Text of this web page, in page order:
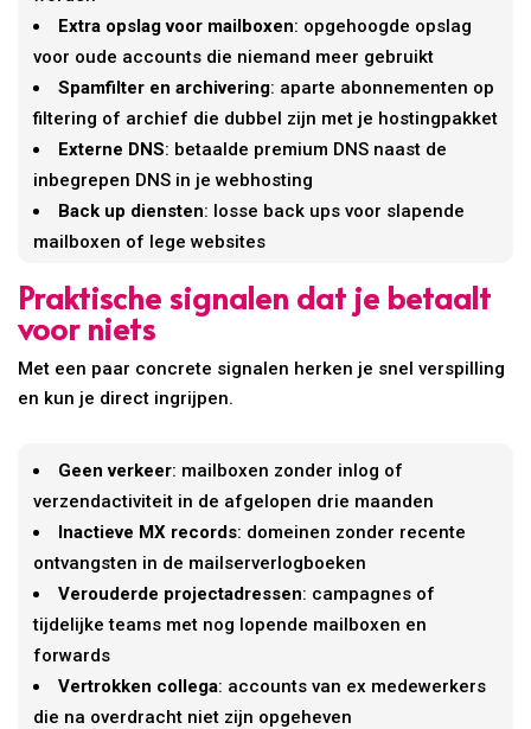
Extra opslag voor mailboxen: opgehoogde opslag
voor oude accounts die niemand meer gebruikt
Spamfilter en archivering: aparte abonnementen op
filtering of archief die dubbel zijn met je hostingpakket
Externe DNS: betaalde premium DNS naast de
inbegrepen DNS in je webhosting
Back up diensten: losse back ups voor slapende
mailboxen of lege websites
Praktische signalen dat je betaalt
voor niets
Met een paar concrete signalen herken je snel verspilling
en kun je direct ingrijpen.
Geen verkeer: mailboxen zonder inlog of
verzendactiviteit in de afgelopen drie maanden
Inactieve MX records: domeinen zonder recente
ontvangsten in de mailserverlogboeken
Verouderde projectadressen: campagnes of
tijdelijke teams met nog lopende mailboxen en
forwards
Vertrokken collega: accounts van ex medewerkers
die na overdracht niet zijn opgeheven